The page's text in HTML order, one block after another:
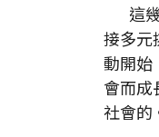
這幾
接多元
動開始
會而成
社會的